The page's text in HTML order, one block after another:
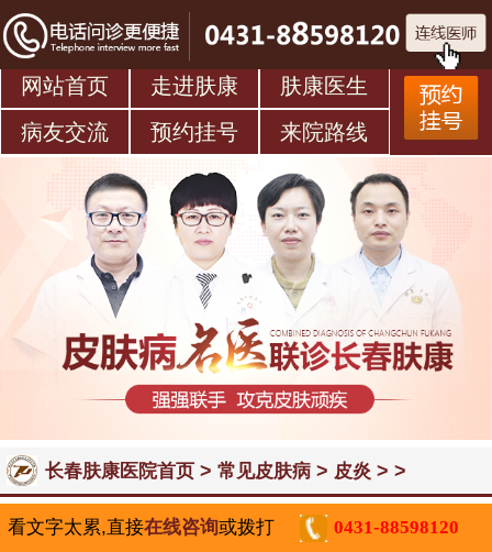
网站首页 走进肤康
肤康医生
病友交流
预约挂号 来院路线
长春肤康医院首页> 常见皮肤病> 皮炎 > >
看文字太累,直接在线咨询或拨打 0431-88598120